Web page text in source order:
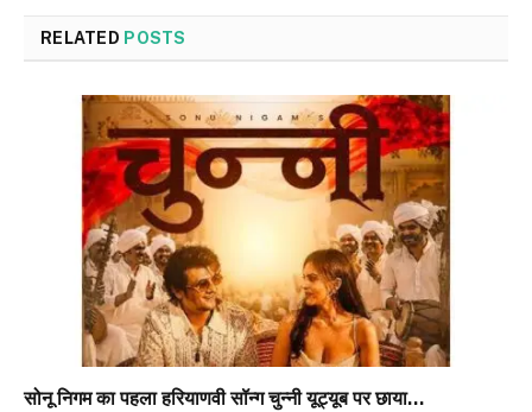
RELATED POSTS
सोनू निगम का पहला हरियाणवी सॉन्ग चुन्नी यूट्यूब पर छाया…